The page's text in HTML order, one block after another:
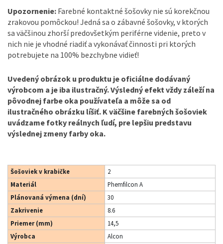
Upozornenie: Farebné kontaktné šošovky nie sú korekčnou
zrakovou pomôckou! Jedná sa o zábavné šošovky, v ktorých
sa väčšinou zhorší predovšetkým periférne videnie, preto v
nich nie je vhodné riadiť a vykonávať činnosti pri ktorých
potrebujete na 100% bezchybne vidieť!
Uvedený obrázok u produktu je oficiálne dodávaný
výrobcom a je iba ilustračný. Výsledný efekt vždy záleží na
pôvodnej farbe oka používateľa a môže sa od
ilustračného obrázku líšiť. K väčšine farebných šošoviek
uvádzame fotky reálnych ľudí, pre lepšiu predstavu
výslednej zmeny farby oka.
Šošoviek v krabičke
2
Materiál
Phemfilcon A
Plánovaná výmena (dní)
30
Zakrivenie
8.6
Priemer (mm)
14,5
Výrobca
Alcon